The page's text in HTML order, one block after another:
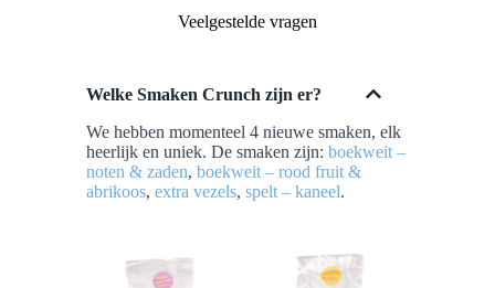
Veelgestelde vragen
Welke Smaken Crunch zijn er?
We hebben momenteel 4 nieuwe smaken, elk
heerlijk en uniek. De smaken zijn: boekweit –
noten & zaden, boekweit – rood fruit &
abrikoos, extra vezels, spelt – kaneel.